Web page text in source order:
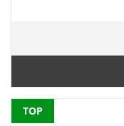
NEW
TOP